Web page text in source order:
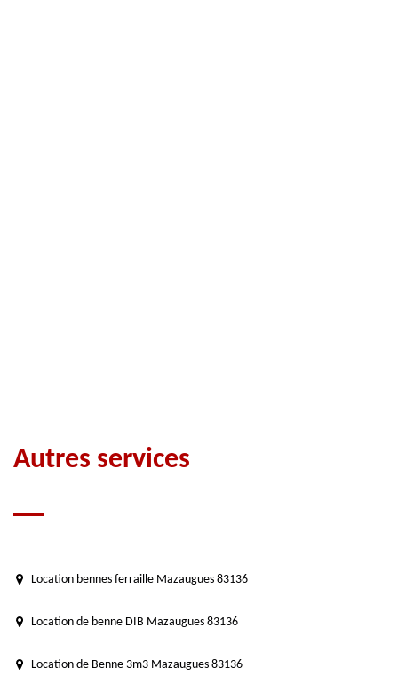
Autres services
Location bennes ferraille Mazaugues 83136
Location de benne DIB Mazaugues 83136
Location de Benne 3m3 Mazaugues 83136